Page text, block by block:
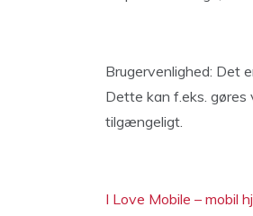
Brugervenlighed: Det
Dette kan f.eks.
tilgængeligt.
I Love Mobile – mobil